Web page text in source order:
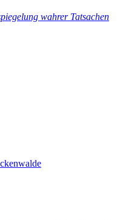
wahrer Tatsachen